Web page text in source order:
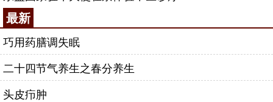
最新
巧用药膳调失眠
二十四节气养生之春分养生
头皮疖肿